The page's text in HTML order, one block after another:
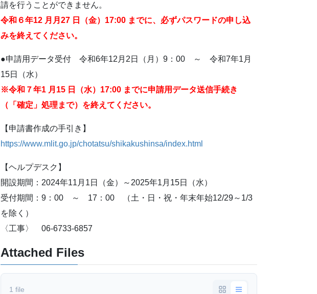
請を行うことができません。
令和６年12 月月27 日（金）17:00 までに、必ずパスワードの申し込
みを終えてください。
●申請用データ受付 令和6年12月2日（月）9：00 ～ 令和7年1月
15日（水）
※令和７年1 月15 日（水）17:00 までに申請用データ送信手続き
（「確定」処理まで）を終えてください。
【申請書作成の手引き】
https://www.mlit.go.jp/chotatsu/shikakushinsa/index.html
【ヘルプデスク】
開設期間：2024年11月1日（金）～2025年1月15日（水）
受付期間：9：00 ～ 17：00 （土・日・祝・年末年始12/29～1/3
を除く）
〈工事〉 06-6733-6857
Attached Files
1 file